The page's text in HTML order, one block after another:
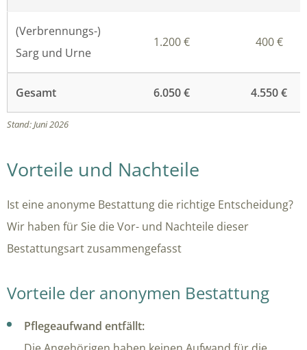
(Verbrennungs-)
Sarg und Urne
1.200 € 400 €
Gesamt 6.050 € 4.550 €
Stand: Juni 2026
Vorteile und Nachteile
Ist eine anonyme Bestattung die richtige Entscheidung?
Wir haben für Sie die Vor- und Nachteile dieser
Bestattungsart zusammengefasst
Vorteile der anonymen Bestattung
Pflegeaufwand entfällt: